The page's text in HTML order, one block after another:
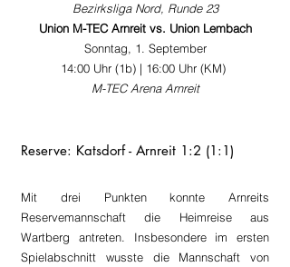
Bezirksliga Nord, Runde 23
Union M-TEC Arnreit vs. Union Lembach
Sonntag, 1. September
14:00 Uhr (1b) | 16:00 Uhr (KM)
M-TEC Arena Arnreit
Reserve: Katsdorf - Arnreit 1:2 (1:1)
Mit drei Punkten konnte Arnreits
Reservemannschaft die Heimreise aus
Wartberg antreten. Insbesondere im ersten
Spielabschnitt wusste die Mannschaft von